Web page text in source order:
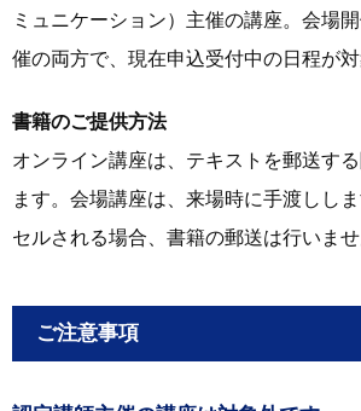
ミュニケーション）主催の講座。会場
催の両方で、現在申込受付中の日程が対
書籍のご提供方法
オンライン講座は、テキストを郵送す
ます。会場講座は、来場時に手渡しし
セルされる場合、書籍の郵送は行いませ
ご注意事項